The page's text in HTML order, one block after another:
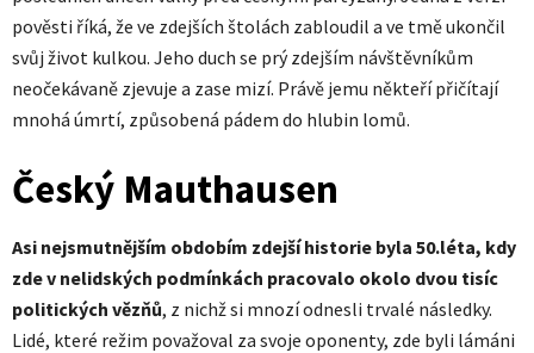
pověsti říká, že ve zdejších štolách zabloudil a ve tmě ukončil
svůj život kulkou. Jeho duch se prý zdejším návštěvníkům
neočekávaně zjevuje a zase mizí. Právě jemu někteří přičítají
mnohá úmrtí, způsobená pádem do hlubin lomů.
Český Mauthausen
Asi nejsmutnějším obdobím zdejší historie byla 50.léta, kdy
zde v nelidských podmínkách pracovalo okolo dvou tisíc
politických vězňů, z nichž si mnozí odnesli trvalé následky.
Lidé, které režim považoval za svoje oponenty, zde byli lámáni